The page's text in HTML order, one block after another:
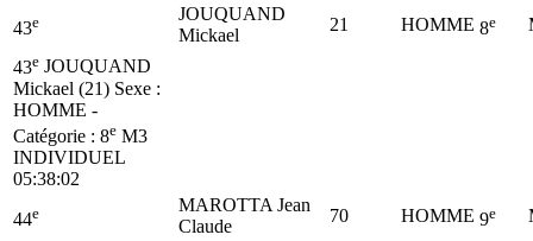
43e
JOUQUAND
Mickael
21 HOMME 8e
43e JOUQUAND
Mickael (21) Sexe :
HOMME -
Catégorie : 8e M3
INDIVIDUEL
05:38:02
44e
MAROTTA Jean
Claude
70 HOMME 9e